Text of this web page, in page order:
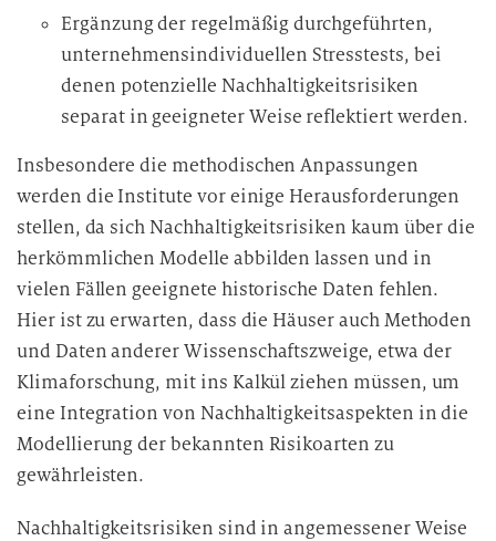
Ergänzung der regelmäßig durchgeführten,
unternehmensindividuellen Stresstests, bei
denen potenzielle Nachhaltigkeitsrisiken
separat in geeigneter Weise reflektiert werden.
Insbesondere die methodischen Anpassungen
werden die Institute vor einige Herausforderungen
stellen, da sich Nachhaltigkeitsrisiken kaum über die
herkömmlichen Modelle abbilden lassen und in
vielen Fällen geeignete historische Daten fehlen.
Hier ist zu erwarten, dass die Häuser auch Methoden
und Daten anderer Wissenschaftszweige, etwa der
Klimaforschung, mit ins Kalkül ziehen müssen, um
eine Integration von Nachhaltigkeitsaspekten in die
Modellierung der bekannten Risikoarten zu
gewährleisten.
Nachhaltigkeitsrisiken sind in angemessener Weise